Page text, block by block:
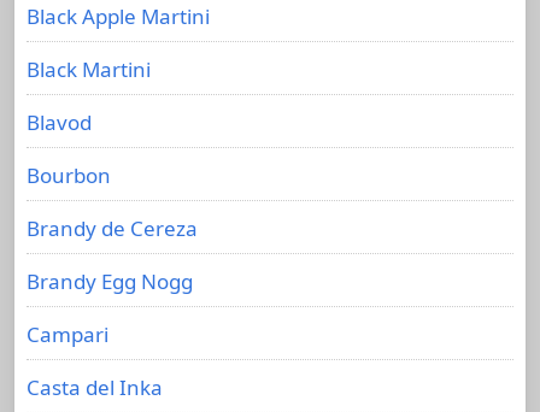
Black Apple Martini
Black Martini
Blavod
Bourbon
Brandy de Cereza
Brandy Egg Nogg
Campari
Casta del Inka